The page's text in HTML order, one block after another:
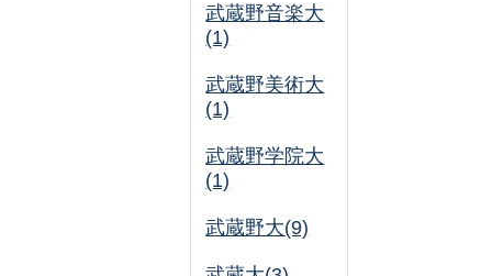
武蔵野音楽大
(1)
武蔵野美術大
(1)
武蔵野学院大
(1)
武蔵野大(9)